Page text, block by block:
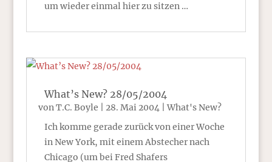
um wieder einmal hier zu sitzen …
What’s New? 28/05/2004
vonT.C. Boyle 28. Mai 2004|What's New?
Ich komme gerade zurück von einer Woche
in New York, mit einem Abstecher nach
Chicago (um bei Fred Shafers